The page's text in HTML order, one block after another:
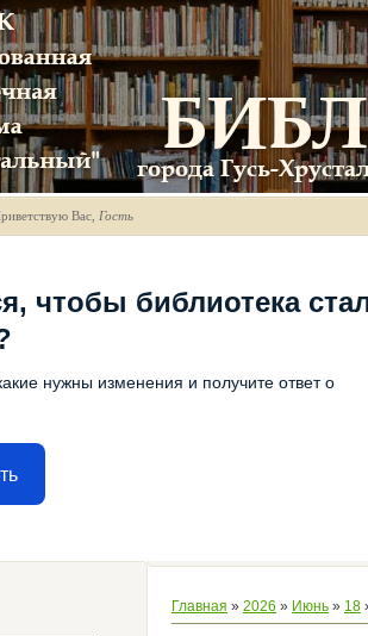
Вас Гость
чтобы библиотека
нужны изменения и получите ответ о
Главная » 2026 » Июнь » 18